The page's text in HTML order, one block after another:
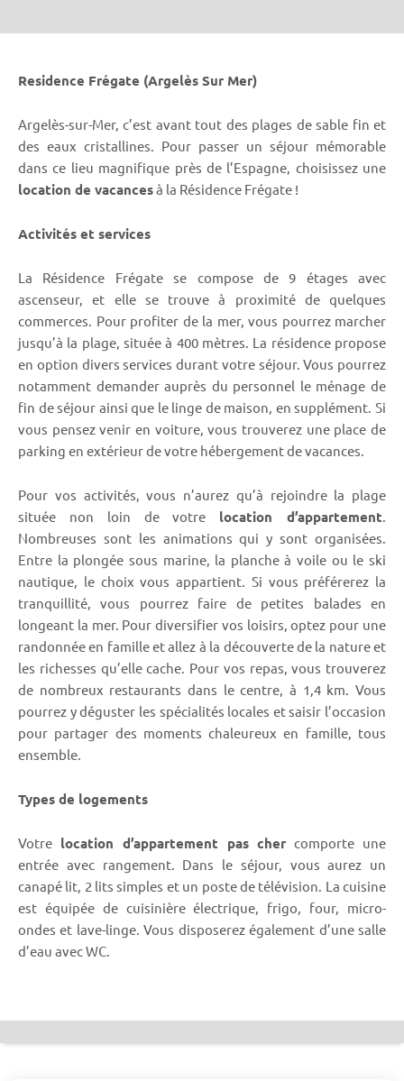
Residence Frégate (Argelès Sur Mer)
Argelès-sur-Mer, c’est avant tout des plages de sable fin et
des eaux cristallines. Pour passer un séjour mémorable
dans ce lieu magnifique près de l’Espagne, choisissez une
location de vacancesà la Résidence Frégate !
Activités et services
La Résidence Frégate se compose de 9 étages avec
ascenseur, et elle se trouve à proximité de quelques
commerces. Pour profiter de la mer, vous pourrez marcher
jusqu’à la plage, située à 400 mètres. La résidence propose
en option divers services durant votre séjour. Vous pourrez
notamment demander auprès du personnel le ménage de
fin de séjour ainsi que le linge de maison, en supplément. Si
vous pensez venir en voiture, vous trouverez une place de
parking en extérieur de votre hébergement de vacances.
Pour vos activités, vous n’aurez qu’à rejoindre la plage
située non loin de votre location d’appartement.
Nombreuses sont les animations qui y sont organisées.
Entre la plongée sous marine, la planche à voile ou le ski
nautique, le choix vous appartient. Si vous préférerez la
tranquillité, vous pourrez faire de petites balades en
longeant la mer. Pour diversifier vos loisirs, optez pour une
randonnée en famille et allez à la découverte de la nature et
les richesses qu’elle cache. Pour vos repas, vous trouverez
de nombreux restaurants dans le centre, à 1,4 km. Vous
pourrez y déguster les spécialités locales et saisir l’occasion
pour partager des moments chaleureux en famille, tous
ensemble.
Types de logements
Votre location d’appartement pas cher comporte une
entrée avec rangement. Dans le séjour, vous aurez un
canapé lit, 2 lits simples et un poste de télévision. La cuisine
est équipée de cuisinière électrique, frigo, four, micro-
ondes et lave-linge. Vous disposerez également d’une salle
d’eau avec WC.